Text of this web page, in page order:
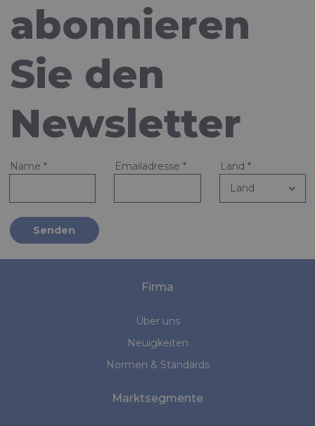
abonnieren
Sie den
Newsletter
Name * Emailadresse * Land *
Senden
Firma
Über uns
Neuigkeiten
Normen & Standards
Marktsegmente